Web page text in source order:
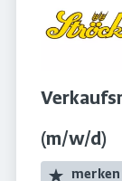
(m/w/d)
merken